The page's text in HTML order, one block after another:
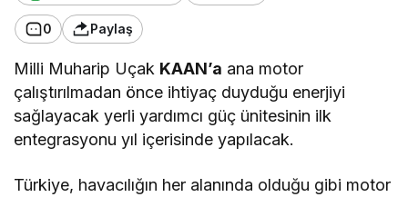
0 Paylaş
Milli Muharip Uçak KAAN’a ana motor
çalıştırılmadan önce ihtiyaç duyduğu enerjiyi
sağlayacak yerli yardımcı güç ünitesinin ilk
entegrasyonu yıl içerisinde yapılacak.
Türkiye, havacılığın her alanında olduğu gibi motor